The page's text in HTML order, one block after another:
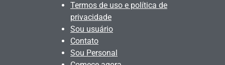
Termos de uso e política de
privacidade
Sou usuário
Contato
Sou Personal